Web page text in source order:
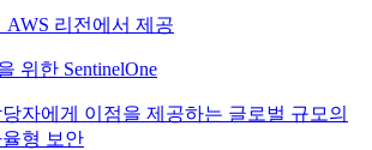
AWS 리전에서 제공
위한 SentinelOne
당자에게 이점을 제공하는 글로벌 규모의
형 보안